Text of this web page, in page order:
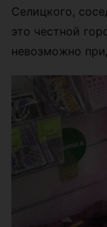
Селицкого,
это честной
невозможно